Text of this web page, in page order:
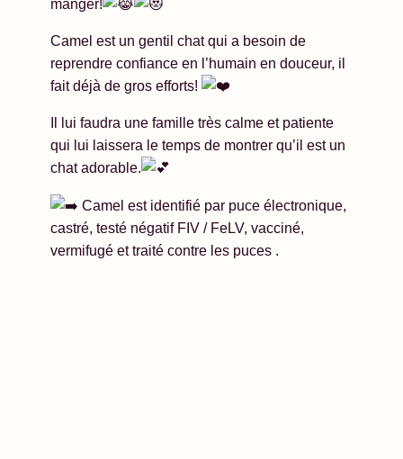
manger!
Camel est un gentil chat qui a besoin de
reprendre confiance en l’humain en douceur, il
fait déjà de gros efforts!
Il lui faudra une famille très calme et patiente
qui lui laissera le temps de montrer qu’il est un
chat adorable.
Camel est identifié par puce électronique,
castré, testé négatif FIV / FeLV, vacciné,
vermifugé et traité contre les puces .